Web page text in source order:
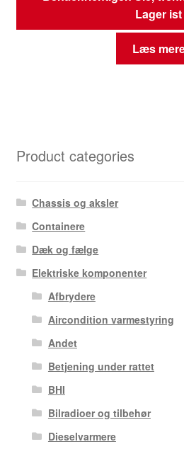
Lager ist
Læs
Product categories
Chassis og aksler
Containere
Dæk og fælge
Elektriske komponenter
Afbrydere
Aircondition varmestyring
Andet
Betjening under rattet
BHI
Bilradioer og tilbehør
Dieselvarmere